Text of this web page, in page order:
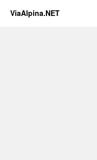
ViaAlpina.NET